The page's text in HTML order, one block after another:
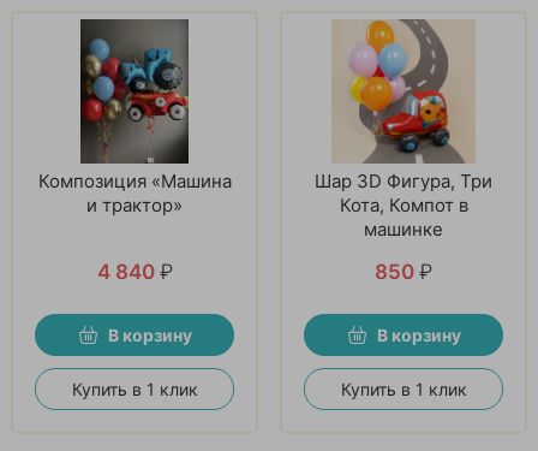
Композиция «Машина
и трактор»
4 840 ₽
В корзину
Купить в 1 клик
Шар 3D Фигура, Три
Кота, Компот в
машинке
850 ₽
В корзину
Купить в 1 клик